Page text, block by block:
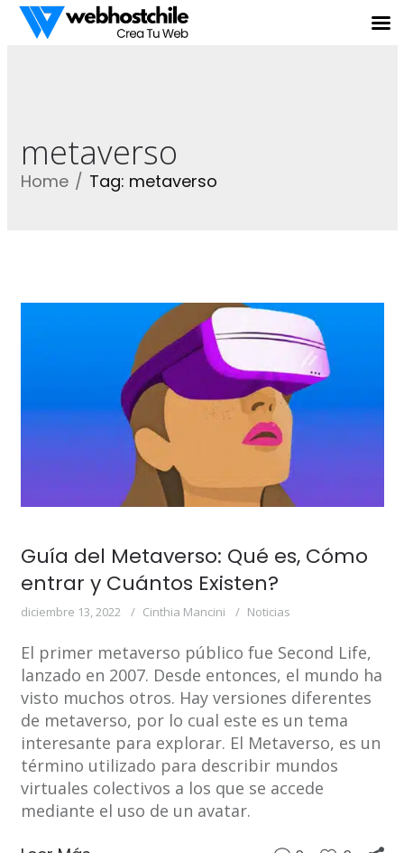
metaverso
Home Tag: metaverso
Guía del Metaverso: Qué es, Cómo
entrar y Cuántos Existen?
diciembre 13, 2022 Cinthia Mancini Noticias
El primer metaverso público fue Second Life,
lanzado en 2007. Desde entonces, el mundo ha
visto muchos otros. Hay versiones diferentes
de metaverso, por lo cual este es un tema
interesante para explorar. El Metaverso, es un
término utilizado para describir mundos
virtuales colectivos a los que se accede
mediante el uso de un avatar.